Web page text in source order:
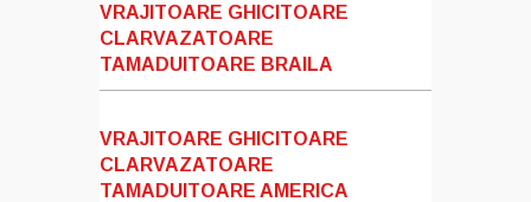
VRAJITOARE GHICITOARE
CLARVAZATOARE
TAMADUITOARE BRAILA
VRAJITOARE GHICITOARE
CLARVAZATOARE
TAMADUITOARE AMERICA